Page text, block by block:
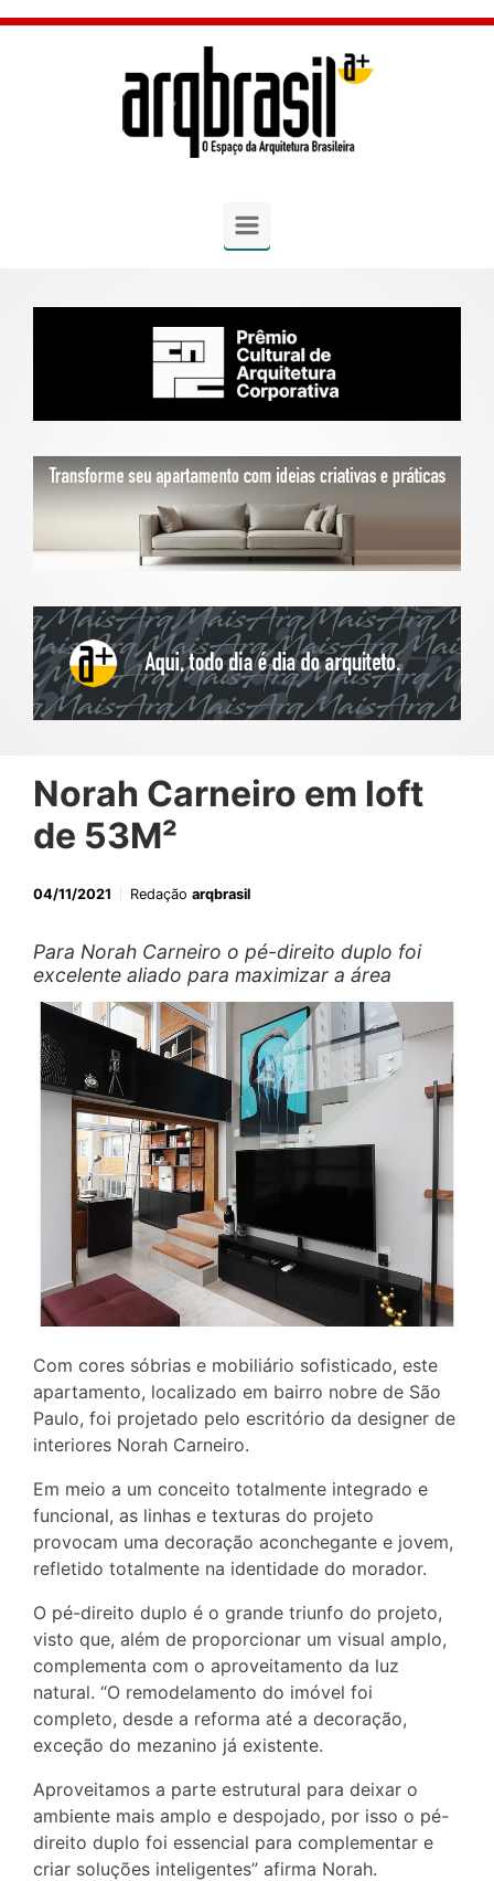
Skip to main content
Norah Carneiro em loft
de 53M²
04/11/2021 Redação arqbrasil
Para Norah Carneiro o pé-direito duplo foi
excelente aliado para maximizar a área
Com cores sóbrias e mobiliário sofisticado, este
apartamento, localizado em bairro nobre de São
Paulo, foi projetado pelo escritório da designer de
interiores Norah Carneiro.
Em meio a um conceito totalmente integrado e
funcional, as linhas e texturas do projeto
provocam uma decoração aconchegante e jovem,
refletido totalmente na identidade do morador.
O pé-direito duplo é o grande triunfo do projeto,
visto que, além de proporcionar um visual amplo,
complementa com o aproveitamento da luz
natural. “O remodelamento do imóvel foi
completo, desde a reforma até a decoração,
exceção do mezanino já existente.
Aproveitamos a parte estrutural para deixar o
ambiente mais amplo e despojado, por isso o pé-
direito duplo foi essencial para complementar e
criar soluções inteligentes” afirma Norah.